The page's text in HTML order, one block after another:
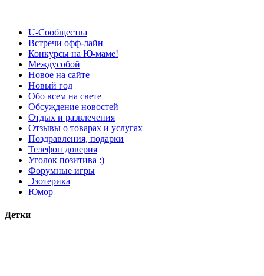
U-Сообщества
Встречи офф-лайн
Конкурсы на Ю-маме!
Междусобой
Новое на сайте
Новый год
Обо всем на свете
Обсуждение новостей
Отдых и развлечения
Отзывы о товарах и услугах
Поздравления, подарки
Телефон доверия
Уголок позитива :)
Форумные игры
Эзотерика
Юмор
Детки